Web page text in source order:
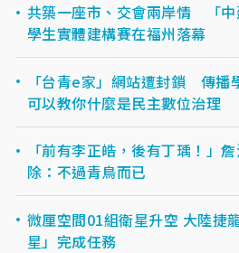
共築一座市、交會兩岸情 「中
學生實體建構賽在福州落幕
「台青e家」網站遭封鎖 傳播
可以教你什麼是民主數位治理
「前有李正皓，後有丁瑀！」
除：不過青鳥而已
微厘空間01組衛星升空 大陸捷
星」完成任務